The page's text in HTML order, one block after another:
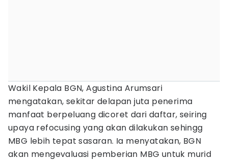
Wakil Kepala BGN, Agustina Arumsari
mengatakan, sekitar delapan juta penerima
manfaat berpeluang dicoret dari daftar, seiring
upaya refocusing yang akan dilakukan sehingg
MBG lebih tepat sasaran. Ia menyatakan, BGN
akan mengevaluasi pemberian MBG untuk murid